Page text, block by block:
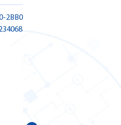
2BB0 SIEMENS |